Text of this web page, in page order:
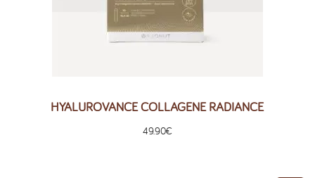
HYALUROVANCE COLLAGENE RADIANCE
49.90€